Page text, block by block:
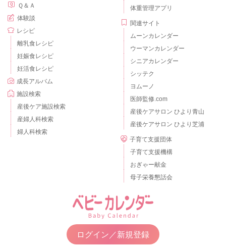
Ｑ＆Ａ
体験談
レシピ
離乳食レシピ
妊娠食レシピ
妊活食レシピ
成長アルバム
施設検索
産後ケア施設検索
産婦人科検索
婦人科検索
体重管理アプリ
関連サイト
ムーンカレンダー
ウーマンカレンダー
シニアカレンダー
シッテク
ヨムーノ
医師監修.com
産後ケアサロン ひより青山
産後ケアサロン ひより芝浦
子育て支援団体
子育て支援機構
おぎゃー献金
母子栄養懇話会
ログイン／新規登録